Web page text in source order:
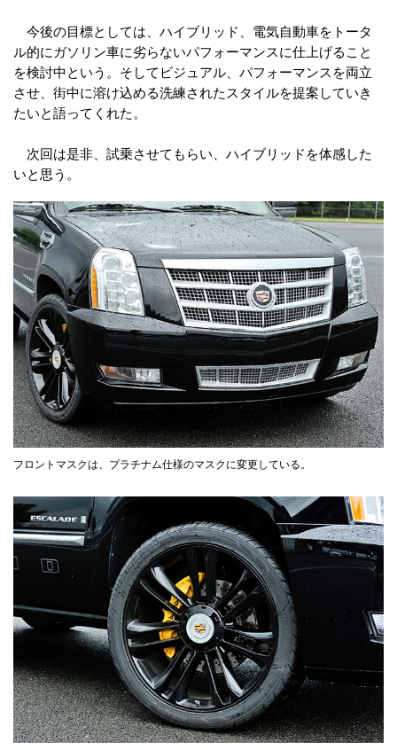
今後の目標としては、ハイブリッド、電気自動車をトータ
ル的にガソリン車に劣らないパフォーマンスに仕上げること
を検討中という。そしてビジュアル、パフォーマンスを両立
させ、街中に溶け込める洗練されたスタイルを提案していき
たいと語ってくれた。
次回は是非、試乗させてもらい、ハイブリッドを体感した
いと思う。
フロントマスクは、プラチナム仕様のマスクに変更している。